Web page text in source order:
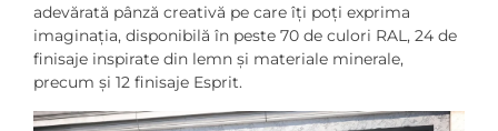
adevărată pânză creativă pe care îți poți exprima
imaginația, disponibilă în peste 70 de culori RAL, 24 de
finisaje inspirate din lemn și materiale minerale,
precum și 12 finisaje Esprit.